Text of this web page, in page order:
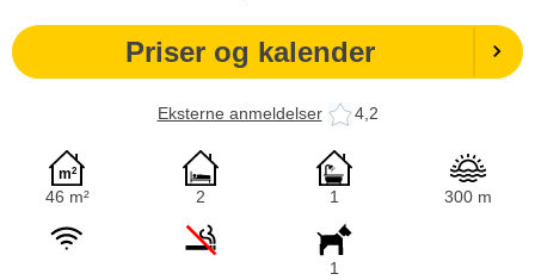
Priser og kalender
Eksterne anmeldelser 4,2
46 m² 2 1 300 m
1